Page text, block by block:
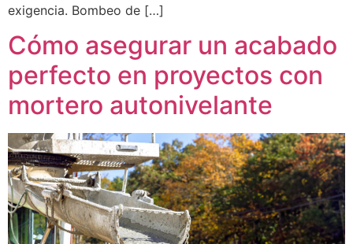
exigencia. Bombeo de […]
Cómo asegurar un acabado
perfecto en proyectos con
mortero autonivelante